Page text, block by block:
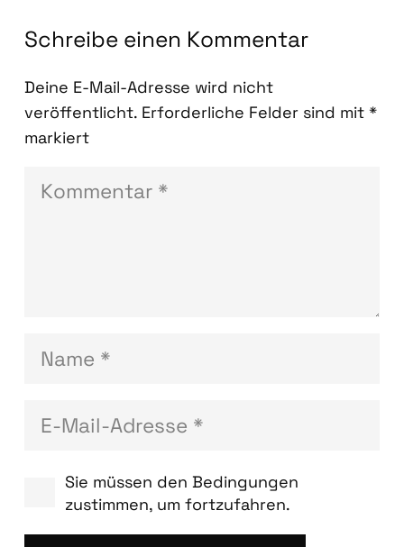
Schreibe einen Kommentar
Deine E-Mail-Adresse wird nicht
veröffentlicht. Erforderliche Felder sind mit *
markiert
Sie müssen den Bedingungen
zustimmen, um fortzufahren.